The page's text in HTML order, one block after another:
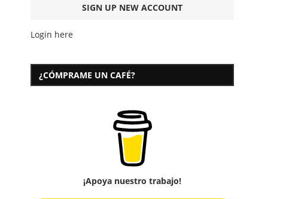
Login here
¿CÓMPRAME UN CAFÉ?
¡Apoya nuestro trabajo!